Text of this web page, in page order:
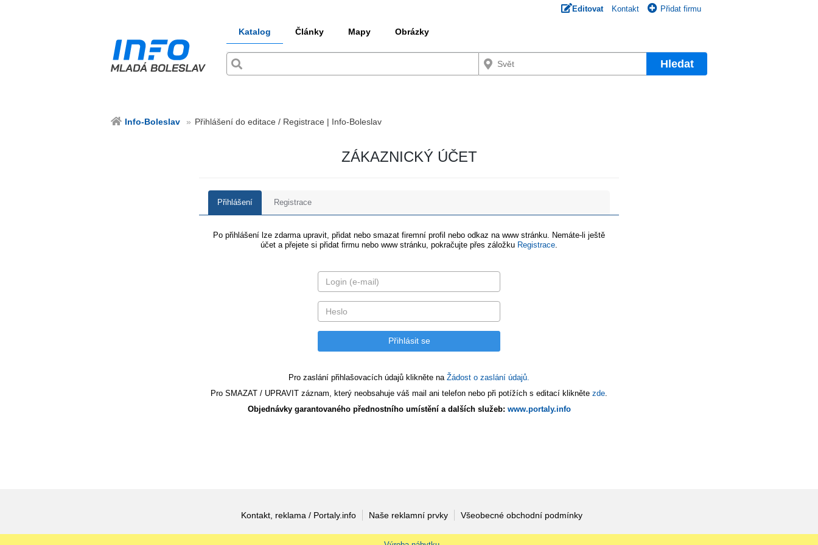
Editovat Kontakt Přidat firmu
Katalog Články Mapy Obrázky
Hledat
Info-Boleslav Přihlášení do editace / Registrace | Info-Boleslav
ZÁKAZNICKÝ ÚČET
Přihlášení Registrace
Po přihlášení lze zdarma upravit, přidat nebo smazat firemní profil nebo odkaz na www stránku. Nemáte-li ještě
účet a přejete si přidat firmu nebo www stránku, pokračujte přes záložku Registrace
Pro zaslání přihlašovacích údajů klikněte na Žádost o zaslání údajů.
Pro SMAZAT / UPRAVIT záznam, který neobsahuje váš mail ani telefon nebo při potížích s editací klikněte zde
Objednávky garantovaného přednostního umístění a dalších služeb: www.portaly.info
Kontakt, reklama / Portaly.info Naše reklamní prvky Všeobecné obchodní podmínky